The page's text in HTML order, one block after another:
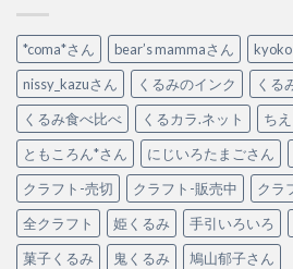
*coma*さん bear’s mammaさん
nissy_kazuさん
くるみのインク くる
くるみ食べ比べ
くるカラ.ネット
ち
ともころん*さん
にじいろたまごさん
クラフト-売切
クラフト-販売中 クラ
全クラフト
姫くるみ 手引いろいろ
菓子くるみ
鬼くるみ 鳩山郁子さん